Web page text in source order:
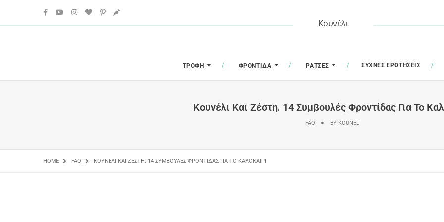
Κουνέλι
ΤΡΟΦΉ ΦΡΟΝΤΊΔΑ ΡΆΤΣΕΣ ΣΥΧΝΈΣ ΕΡΩΤΉΣΕΙΣ
Κουνέλι Και Ζέστη. 14 Συμβουλές Φροντίδας Για Το
FAQ BY KOUNELI
HOME FAQ ΚΟΥΝΈΛΙ ΚΑΙ ΖΈΣΤΗ. 14 ΣΥΜΒΟΥΛΈΣ ΦΡΟΝΤΊΔΑΣ ΓΙΑ ΤΟ ΚΑΛΟΚΑΊΡΙ